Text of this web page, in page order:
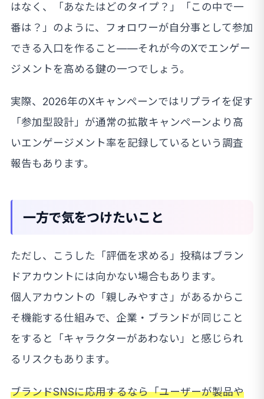
はなく、「あなたはどのタイプ？」「この中で一
番は？」のように、フォロワーが自分事として参加
できる入口を作ること——それが今のXでエンゲー
ジメントを高める鍵の一つでしょう。
実際、2026年のXキャンペーンではリプライを促す
「参加型設計」が通常の拡散キャンペーンより高
いエンゲージメント率を記録しているという調査
報告もあります。
一方で気をつけたいこと
ただし、こうした「評価を求める」投稿はブラン
ドアカウントには向かない場合もあります。
個人アカウントの「親しみやすさ」があるからこ
そ機能する仕組みで、企業・ブランドが同じこと
をすると「キャラクターがあわない」と感じられ
るリスクもあります。
ブランドSNSに応用するなら「ユーザーが製品や